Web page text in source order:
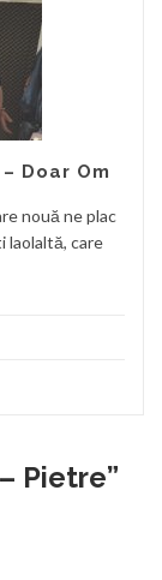
Doar Om
nouă ne plac
laolaltă, care
Pietre”